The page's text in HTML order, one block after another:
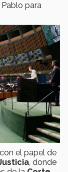
para
el papel de
, donde